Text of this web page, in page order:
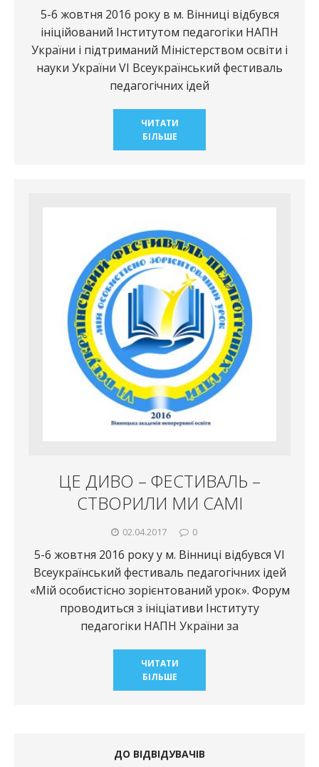
5-6 жовтня 2016 року в м. Вінниці відбувся
ініційований Інститутом педагогіки НАПН
України і підтриманий Міністерством освіти і
науки України VI Всеукраїнський фестиваль
педагогічних ідей
ЧИТАТИ
БІЛЬШЕ
ЦЕ ДИВО – ФЕСТИВАЛЬ –
СТВОРИЛИ МИ САМІ
02.04.2017 0
5-6 жовтня 2016 року у м. Вінниці відбувся VІ
Всеукраїнський фестиваль педагогічних ідей
«Мій особистісно зорієнтований урок». Форум
проводиться з ініціативи Інституту
педагогіки НАПН України за
ЧИТАТИ
БІЛЬШЕ
ДО ВІДВІДУВАЧІВ